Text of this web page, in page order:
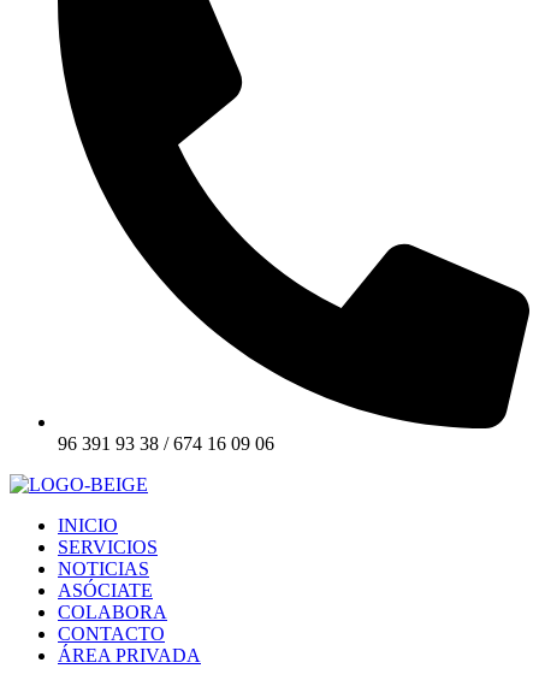
96 391 93 38 / 674 16 09 06
INICIO
SERVICIOS
NOTICIAS
ASÓCIATE
COLABORA
CONTACTO
ÁREA PRIVADA